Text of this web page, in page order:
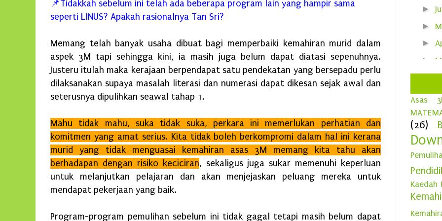
📌Tidakkah sebelum ini telah ada beberapa program lain yang hampir sama
seperti LINUS? Apakah rasionalnya Tan Sri?
Memang telah banyak usaha dibuat bagi memperbaiki kemahiran murid dalam
aspek 3M tapi sehingga kini, ia masih juga belum dapat diatasi sepenuhnya.
Justeru itulah maka kerajaan berpendapat satu pendekatan yang bersepadu perlu
dilaksanakan supaya masalah literasi dan numerasi dapat dikesan sejak awal dan
seterusnya dipulihkan seawal tahap 1.
Mahu tidak mahu, suka tidak suka, perkara ini memerlukan perhatian dan
komitmen yang amat serius. Kita tidak boleh berkompromi dalam hal ini kerana
murid yang tidak menguasai kemahiran asas 3M memang kita tahu akan
berhadapan dengan risiko keciciran, sekaligus juga sukar memenuhi keperluan
untuk melanjutkan pelajaran dan akan menjejaskan peluang mereka untuk
mendapat pekerjaan yang baik.
Program-program pemulihan sebelum ini tidak gagal tetapi masih belum dapat
►
►
►
►
►
►
►
2023
►
►
►
►
Asas
(26)
Kaedah